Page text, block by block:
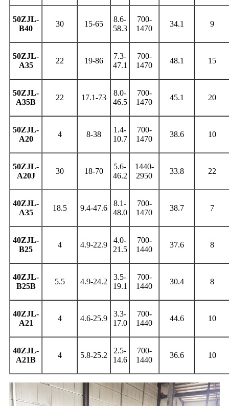
50ZJL-
B40
30 15-65
8.6-
58.3
700-
1470
34.1 9
50ZJL-
A35
22 19-86
7.3-
47.1
700-
1470
48.1 15
50ZJL-
A35B
22 17.1-73
8.0-
46.5
700-
1470
45.1 20
50ZJL-
A20
4 8-38
1.4-
10.7
700-
1470
38.6 10
50ZJL-
A20J
30 18-70
5.6-
46.2
1440-
2950
33.8 22
40ZJL-
A35
18.5 9.4-47.6
8.1-
48.0
700-
1470
38.7 7
40ZJL-
B25
4 4.9-22.9
4.0-
21.5
700-
1440
37.6 8
40ZJL-
B25B
5.5 4.9-24.2
3.5-
19.1
700-
1440
30.4 8
40ZJL-
A21
4 4.6-25.9
3.3-
17.0
700-
1440
44.6 10
40ZJL-
A21B
4 5.8-25.2
2.5-
14.6
700-
1440
36.6 10